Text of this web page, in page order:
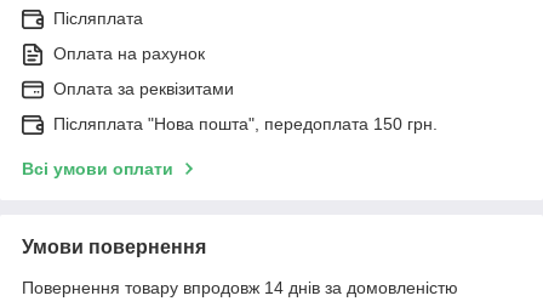
Післяплата
Оплата на рахунок
Оплата за реквізитами
Післяплата "Нова пошта", передоплата 150 грн.
Всі умови оплати
Умови повернення
Повернення товару впродовж 14 днів за домовленістю